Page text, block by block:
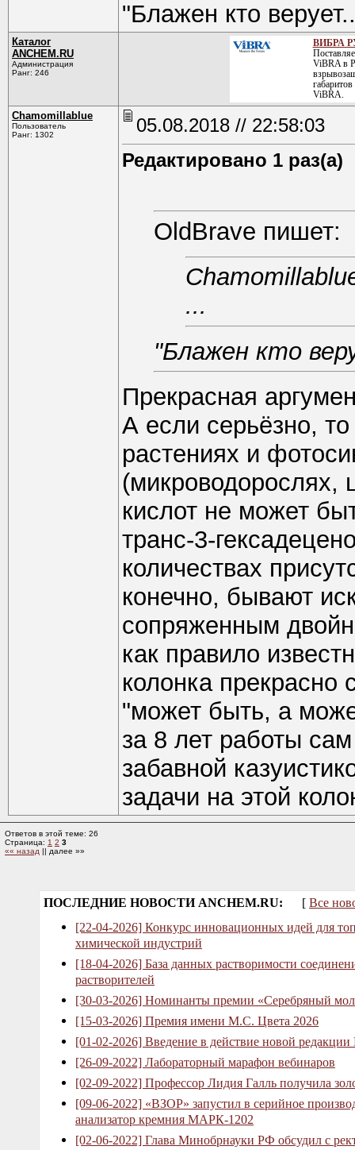
"Блажен кто
Каталог
ANCHEM.RU
Администрация
Ранг: 246
ВИБРА
ViBRA в
ViBRA.
Chamomillablue
Пользователь
Ранг: 1302
05.08.2018 // 22:58:03
Редактировано 1 раз(а)
OldBrave пишет:
...
"Блажен кто
Прекрасная
А если серьёзно,
растениях и
(микроводорослях,
кислот не может
транс-3-
количествах
конечно, бывают
сопряженным
как правило
колонка прекрасно
"может быть, а
за 8 лет работы
забавной
задачи на этой
Ответов в этой теме: 26
Страница: 1 2 3
«« назад || далее »»
ПОСЛЕДНИЕ НОВОСТИ ANCHEM.RU: [ Все
[22-04-2026] Конкурс инновационных идей для
химической индустрий
[18-04-2026] База данных растворимости
растворителей
[30-03-2026] Номинанты премии «Серебряный
[15-03-2026] Премия имени М.С. Цвета 2026
[01-02-2026] Введение в действие новой
[26-09-2022] Лабораторный марафон вебинаров
[02-09-2022] Профессор Лидия Галль получила
[09-06-2022] «ВЗОР» запустил в серийное
анализатор кремния МАРК-1202
[02-06-2022] Глава Минобрнауки РФ обсудил с